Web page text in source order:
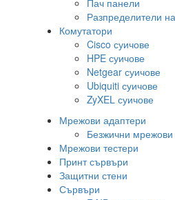
Пач панели
Разпределители
Комутатори
Cisco суичове
HPE суичове
Netgear суичове
Ubiquiti суичове
ZyXEL суичове
Мрежови адаптери
Безжични мрежови
Мрежови тестери
Принт сървъри
Защитни стени
Сървъри